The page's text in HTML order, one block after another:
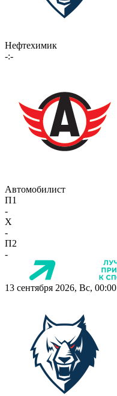
Нефтехимик
-:-
Автомобилист
П1
-
X
-
П2
-
13 сентября 2026, Вс, 00:00